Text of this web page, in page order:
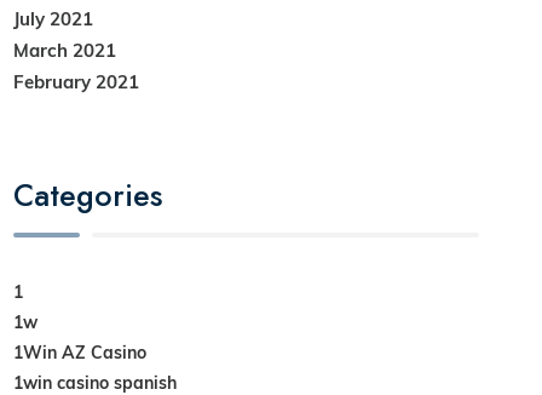
July 2021
March 2021
February 2021
Categories
1
1w
1Win AZ Casino
1win casino spanish